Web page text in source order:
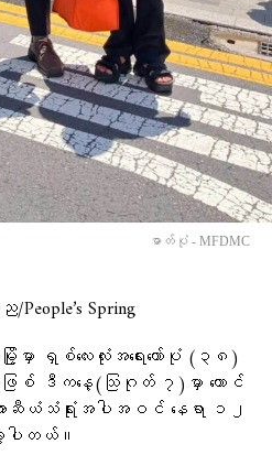
ဓာတ်ပုံ - MFDMC
Spring
ာ ရှစ်လေးလုံးအရေးတော်ပုံ (၃၈)
စ် ဒီကနေ့(သြဂုတ် ၇)မှာ တောင်
ာဆီယံသံရုံးအပါအဝင် နေရာ ၁၂
ပါတယ်။